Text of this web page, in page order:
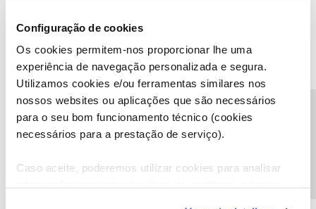
Configuração de cookies
Os cookies permitem-nos proporcionar lhe uma
experiência de navegação personalizada e segura.
Utilizamos cookies e/ou ferramentas similares nos
nossos websites ou aplicações que são necessários
para o seu bom funcionamento técnico (cookies
necessários para a prestação de serviço).
Caso aceite, poderemos utilizar cookies para analisar
Segundo informação oficialpode receber mais do que uma fatura
Existem algumas tipologias de serviço que podem dar origem a
mais do que uma fatura:
Ter um pacote TV e um serviço sem pacote TV
Ter serviços contratados em duas moradas distintas
Aguardo o seu feedback.